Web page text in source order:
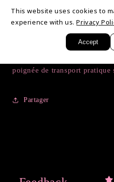
La forme fine et ronde de la
poignée de transport pratique
Partager
This website uses cookies to
experience with us. Privacy
Accept